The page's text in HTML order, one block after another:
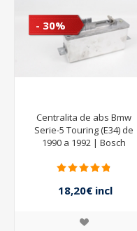
- 30%
Centralita de abs Bmw
Serie-5 Touring (E34) de
1990 a 1992 | Bosch
18,20€ incl
impuestos